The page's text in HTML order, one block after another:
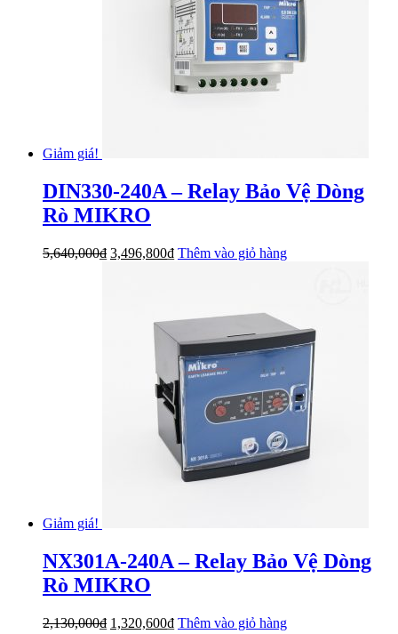
Giảm giá!
DIN330-240A – Relay Bảo Vệ Dòng
Rò MIKRO
5,640,000₫ Giá
3,496,800₫Giá
3,496,800₫.
Thêm vào giỏ hàng
Giảm giá!
NX301A-240A – Relay Bảo Vệ Dòng
Rò MIKRO
2,130,000₫ Giá
1,320,600₫Giá
Thêm vào giỏ hàng